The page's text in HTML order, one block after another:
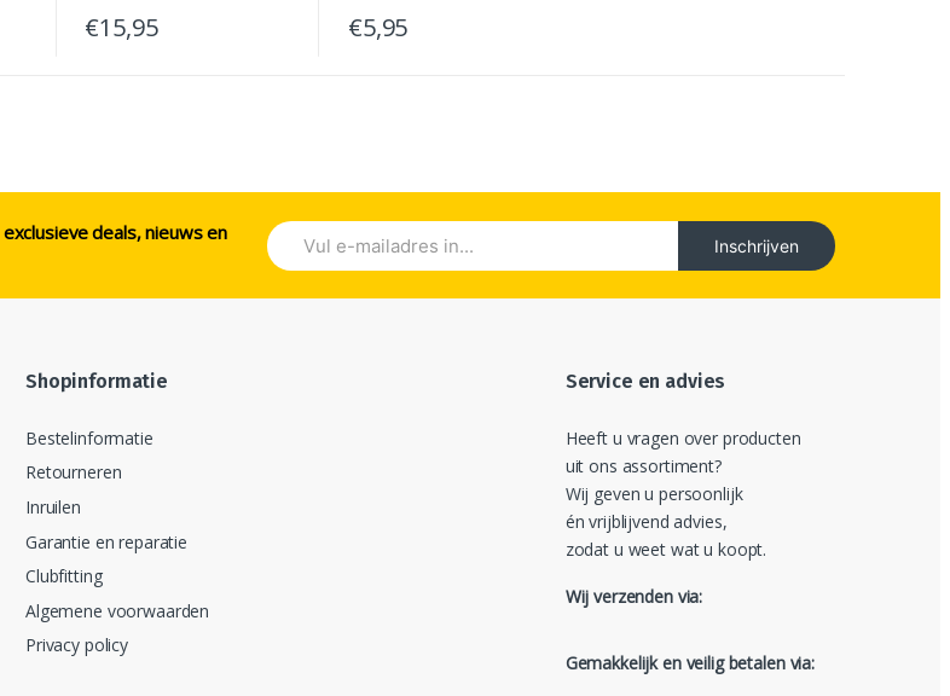
€15,95
Dit
kan
productpagina
€5,95
exclusieve deals, nieuws en
Inschrijven
Shopinformatie
Bestelinformatie
Retourneren
Inruilen
Garantie en reparatie
Clubfitting
Algemene voorwaarden
Privacy policy
Service en advies
Heeft u vragen over producten
uit ons assortiment?
Wij geven u persoonlijk
én vrijblijvend advies,
zodat u weet wat u koopt.
Wij verzenden via:
Gemakkelijk en veilig betalen via: